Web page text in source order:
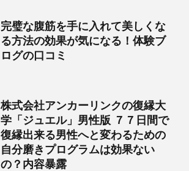
完璧な腹筋を手に入れて美しくな
る方法の効果が気になる！体験ブ
ログの口コミ
株式会社アンカーリンクの復縁大
学「ジュエル」男性版 ７７日間で
復縁出来る男性へと変わるための
自分磨きプログラムは効果ない
の？内容暴露